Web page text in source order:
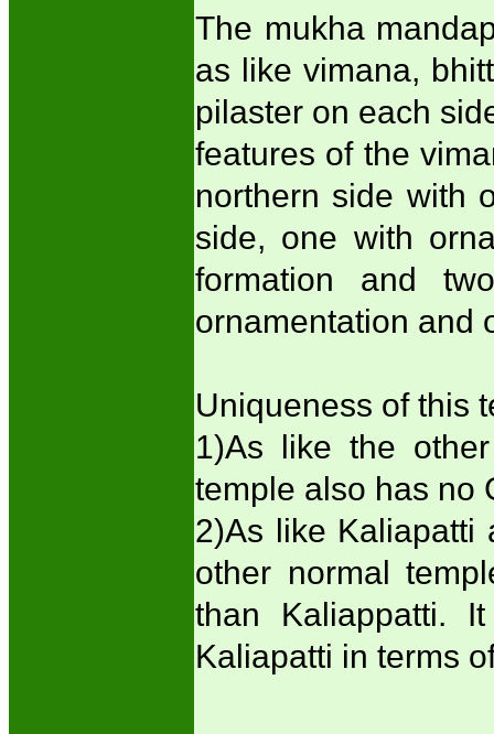
The mukha
as like vimana,
pilaster on each
features of the
northern side with
side, one with
formation and
ornamentation and
Uniqueness of this
1)As like the
temple also has no
2)As like Kaliapatti
other normal
than Kaliappatti.
Kaliapatti in terms